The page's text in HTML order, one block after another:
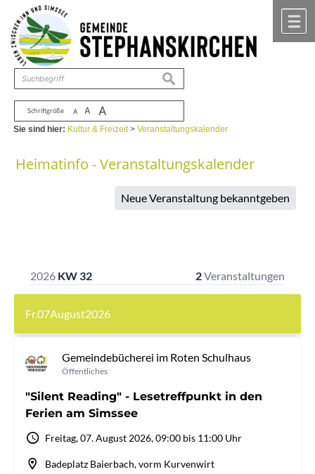
Zum Inhalt ,zur Navigation
Schriftgröße A A A
suchen
Sie sind hier: Kultur & Freizeit>Veranstaltungskalender
Heimatinfo - Veranstaltungskalender